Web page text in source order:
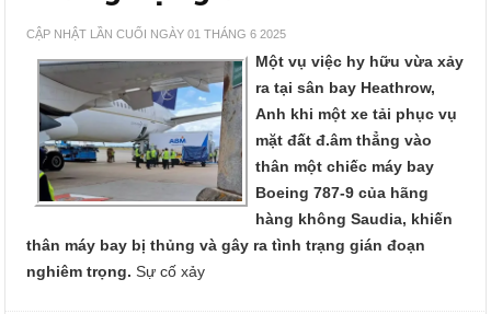
CẬP NHẬT LẦN CUỐI NGÀY 01 THÁNG 6 2025
Một vụ việc hy hữu vừa xảy
ra tại sân bay Heathrow,
Anh khi một xe tải phục vụ
mặt đất đ.âm thẳng vào
thân một chiếc máy bay
Boeing 787-9 của hãng
hàng không Saudia, khiến
thân máy bay bị thủng và gây ra tình trạng gián đoạn
nghiêm trọng. Sự cố xảy